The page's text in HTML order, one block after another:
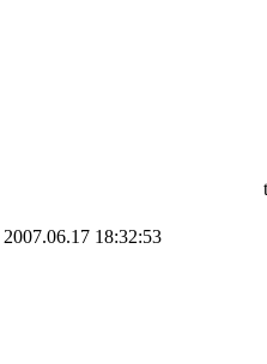
2007.06.17 18:32:53